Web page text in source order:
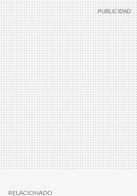
RELACIONADO